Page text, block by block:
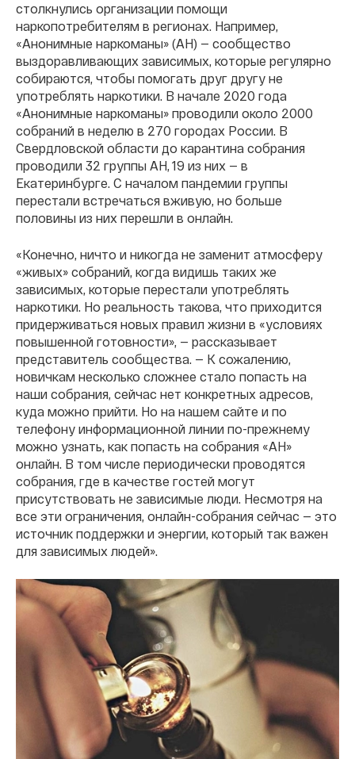
столкнулись организации помощи
наркопотребителям в регионах. Например,
«Анонимные наркоманы» (АН) — сообщество
выздоравливающих зависимых, которые регулярно
собираются, чтобы помогать друг другу не
употреблять наркотики. В начале 2020 года
«Анонимные наркоманы» проводили около 2000
собраний в неделю в 270 городах России. В
Свердловской области до карантина собрания
проводили 32 группы АН, 19 из них — в
Екатеринбурге. С началом пандемии группы
перестали встречаться вживую, но больше
половины из них перешли в онлайн.
«Конечно, ничто и никогда не заменит атмосферу
«живых» собраний, когда видишь таких же
зависимых, которые перестали употреблять
наркотики. Но реальность такова, что приходится
придерживаться новых правил жизни в «условиях
повышенной готовности», — рассказывает
представитель сообщества. — К сожалению,
новичкам несколько сложнее стало попасть на
наши собрания, сейчас нет конкретных адресов,
куда можно прийти. Но на нашем сайте и по
телефону информационной линии по-прежнему
можно узнать, как попасть на собрания «АН»
онлайн. В том числе периодически проводятся
собрания, где в качестве гостей могут
присутствовать не зависимые люди. Несмотря на
все эти ограничения, онлайн-собрания сейчас — это
источник поддержки и энергии, который так важен
для зависимых людей».